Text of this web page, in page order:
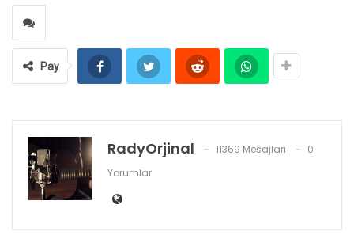
Pay
RadyOrjinal 11369 Mesajları
0
Yorumlar